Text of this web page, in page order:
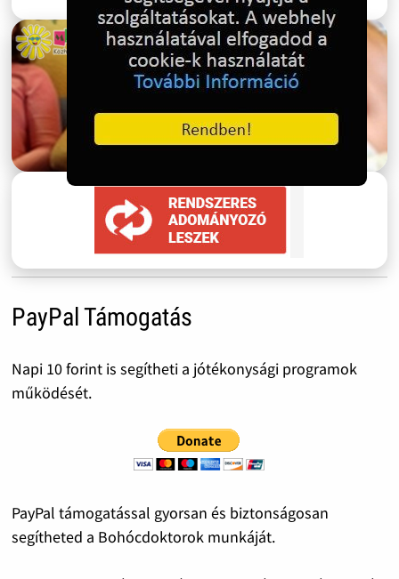
PayPal Támogatás
Napi 10 forint is segítheti a jótékonysági programok
működését.
PayPal támogatással gyorsan és biztonságosan
segítheted a Bohócdoktorok munkáját.